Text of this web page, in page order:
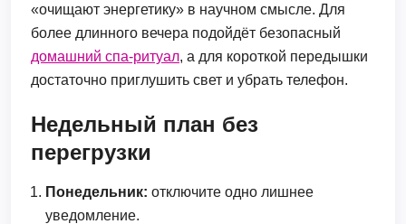
«очищают энергетику» в научном смысле. Для
более длинного вечера подойдёт безопасный
домашний спа-ритуал, а для короткой передышки
достаточно приглушить свет и убрать телефон.
Недельный план без
перегрузки
Понедельник: отключите одно лишнее
уведомление.